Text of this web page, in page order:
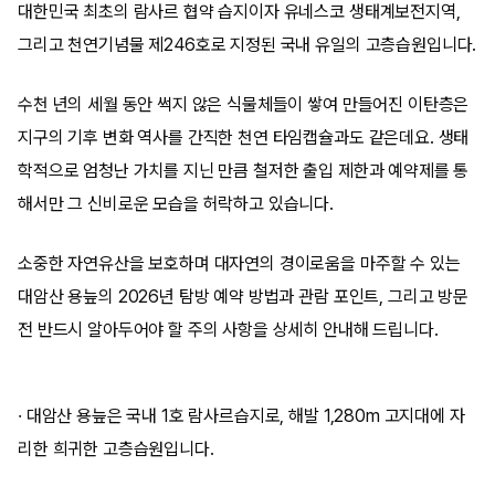
대한민국 최초의 람사르 협약 습지이자 유네스코 생태계보전지역,
그리고 천연기념물 제246호로 지정된 국내 유일의 고층습원입니다.
수천 년의 세월 동안 썩지 않은 식물체들이 쌓여 만들어진 이탄층은
지구의 기후 변화 역사를 간직한 천연 타임캡슐과도 같은데요. 생태
학적으로 엄청난 가치를 지닌 만큼 철저한 출입 제한과 예약제를 통
해서만 그 신비로운 모습을 허락하고 있습니다.
소중한 자연유산을 보호하며 대자연의 경이로움을 마주할 수 있는
대암산 용늪의 2026년 탐방 예약 방법과 관람 포인트, 그리고 방문
전 반드시 알아두어야 할 주의 사항을 상세히 안내해 드립니다.
· 대암산 용늪은 국내 1호 람사르습지로, 해발 1,280m 고지대에 자
리한 희귀한 고층습원입니다.